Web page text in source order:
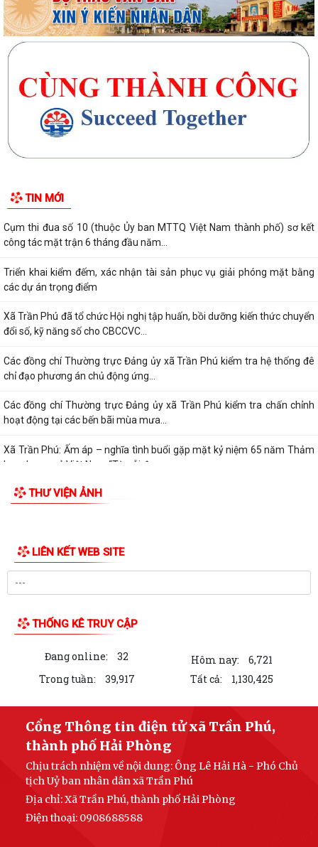
TIN MỚI
Cụm thi đua số 10 (thuộc Ủy ban MTTQ Việt Nam thành phố) sơ kết
công tác mặt trận 6 tháng đầu năm...
Triển khai kiểm đếm, xác nhận tài sản phục vụ giải phóng mặt bằng
các dự án trọng điểm
Xã Trần Phú đã tổ chức Hội nghị tập huấn, bồi dưỡng kiến thức chuyển
đổi số, kỹ năng số cho CBCCVC...
Các đồng chí Thường trực Đảng ủy xã Trần Phú kiểm tra hệ thống đê
chỉ đạo phương án chủ động ứng...
Các đồng chí Thường trực Đảng ủy xã Trần Phú kiểm tra chấn chỉnh
hoạt động tại các bến bãi mùa mưa...
Xã Trần Phú: Ấm áp – nghĩa tình buổi gặp mặt kỷ niệm 65 năm Thảm
họa da cam ở Việt Nam “Từ nỗi đau...
THƯ VIỆN ẢNH
LIÊN KẾT WEB SITE